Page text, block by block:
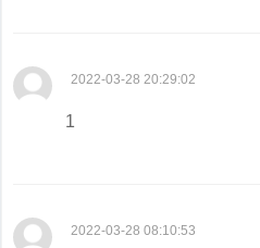
2022-03-28 20:29:02
1
2022-03-28 08:10:53